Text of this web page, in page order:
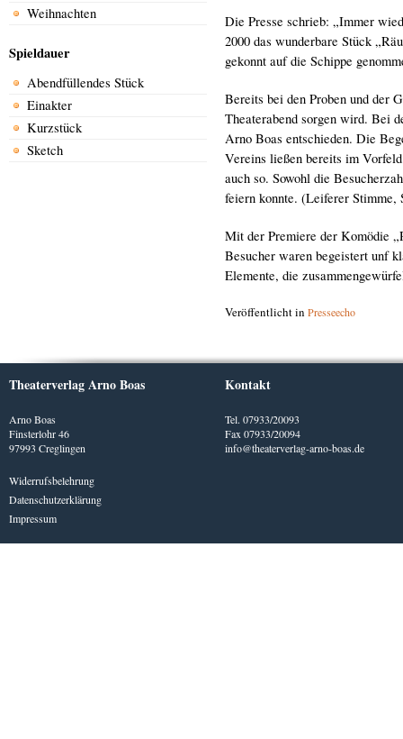
Weihnachten
Spieldauer
Abendfüllendes Stück
Einakter
Kurzstück
Sketch
Die Presse schrieb: „Immer
2000 das wunderbare Stück
gekonnt auf die Schippe
Bereits bei den Proben und der
Theaterabend sorgen wird. Bei
Arno Boas entschieden. Die
Vereins ließen bereits im
auch so. Sowohl die
feiern konnte. (Leiferer Stimme,
Mit der Premiere der Komödie
Besucher waren begeistert unf
Elemente, die
Veröffentlicht in Presseecho
Theaterverlag Arno Boas
Arno Boas
Finsterlohr 46
97993 Creglingen
Widerrufsbelehrung
Datenschutzerklärung
Impressum
Kontakt
Tel. 07933/20093
Fax 07933/20094
info@theaterverlag-arno-boas.de